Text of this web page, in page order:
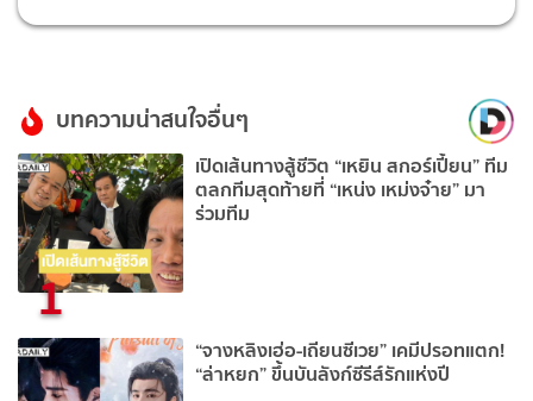
บทความน่าสนใจอื่นๆ
1
เปิดเส้นทางสู้ชีวิต “เหยิน สกอร์เปี้ยน” ทีม
ตลกทีมสุดท้ายที่ “เหน่ง เหม่งจ๋าย” มา
ร่วมทีม
“จางหลิงเฮ่อ-เถียนซีเวย” เคมีปรอทแตก!
“ล่าหยก” ขึ้นบันลังก์ซีรีส์รักแห่งปี